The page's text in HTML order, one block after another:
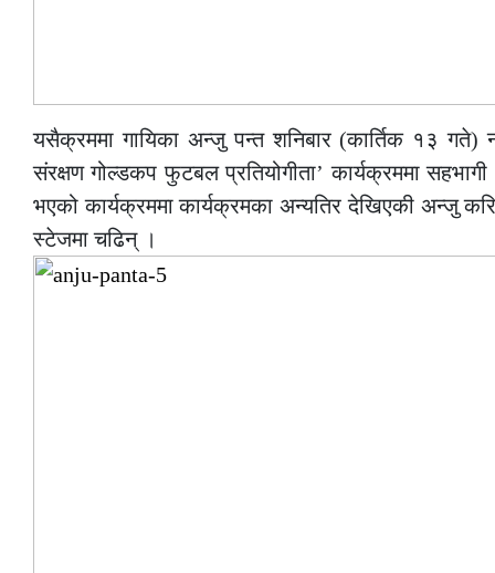
यसैक्रममा गायिका अन्जु पन्त शनिबार (कार्तिक १३ गते)
संरक्षण गोल्डकप फुटबल प्रतियोगीता’ कार्यक्रममा
भएको कार्यक्रममा कार्यक्रमका अन्यतिर देखिएकी अन्जु
स्टेजमा चढिन् ।